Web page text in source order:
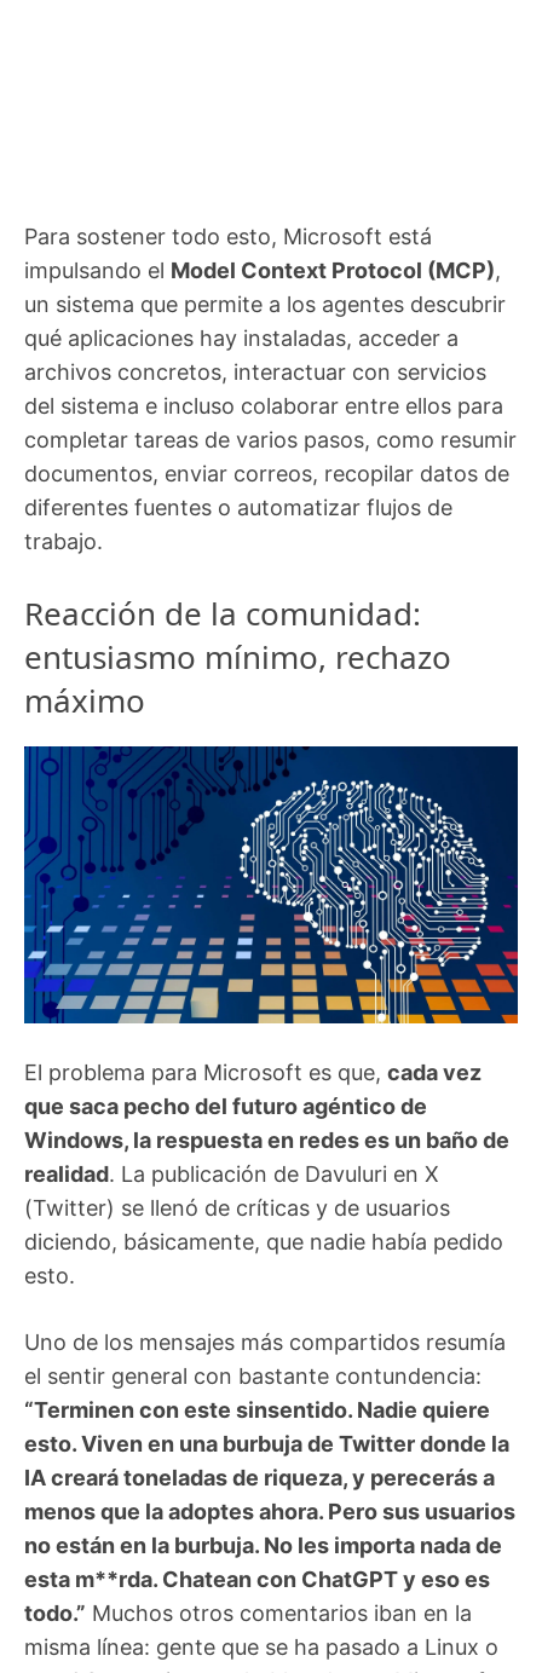
Para sostener todo esto, Microsoft está
impulsando el Model Context Protocol (MCP),
un sistema que permite a los agentes descubrir
qué aplicaciones hay instaladas, acceder a
archivos concretos, interactuar con servicios
del sistema e incluso colaborar entre ellos para
completar tareas de varios pasos, como resumir
documentos, enviar correos, recopilar datos de
diferentes fuentes o automatizar flujos de
trabajo.
Reacción de la comunidad:
entusiasmo mínimo, rechazo
máximo
El problema para Microsoft es que, cada vez
que saca pecho del futuro agéntico de
Windows, la respuesta en redes es un baño de
realidad. La publicación de Davuluri en X
(Twitter) se llenó de críticas y de usuarios
diciendo, básicamente, que nadie había pedido
esto.
Uno de los mensajes más compartidos resumía
el sentir general con bastante contundencia:
“Terminen con este sinsentido. Nadie quiere
esto. Viven en una burbuja de Twitter donde la
IA creará toneladas de riqueza, y perecerás a
menos que la adoptes ahora. Pero sus usuarios
no están en la burbuja. No les importa nada de
esta m**rda. Chatean con ChatGPT y eso es
todo.” Muchos otros comentarios iban en la
misma línea: gente que se ha pasado a Linux o